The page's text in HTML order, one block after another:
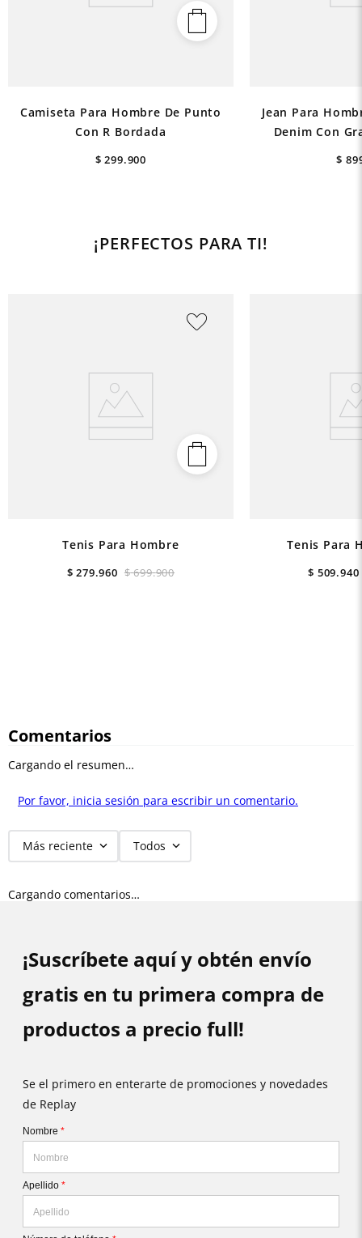
Camiseta Para Hombre De Punto
Con R Bordada
$ 299.900
Jean Para
Denim Con
$
¡PERFECTOS PARA TI!
Tenis Para Hombre
$ 699.900
$ 279.960
Tenis Para
$ 509.940
Comentarios
Cargando el resumen…
Por favor, inicia sesión para escribir un comentario.
Más reciente Todos
Cargando comentarios…
¡Suscríbete aquí y obtén envío
gratis en tu primera compra de
productos a precio full!
Se el primero en enterarte de promociones y novedades
de Replay
Nombre *
Apellido *